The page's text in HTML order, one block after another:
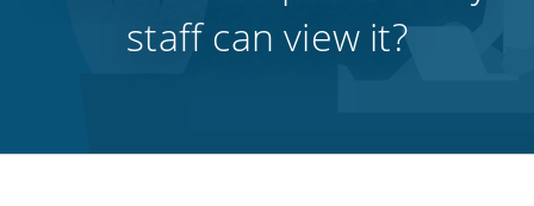
staff can view it?